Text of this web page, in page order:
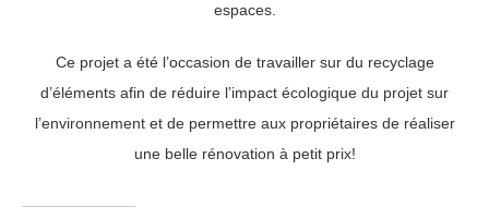
espaces.
Ce projet a été l’occasion de travailler sur du recyclage
d’éléments afin de réduire l’impact écologique du projet sur
l’environnement et de permettre aux propriétaires de réaliser
une belle rénovation à petit prix!